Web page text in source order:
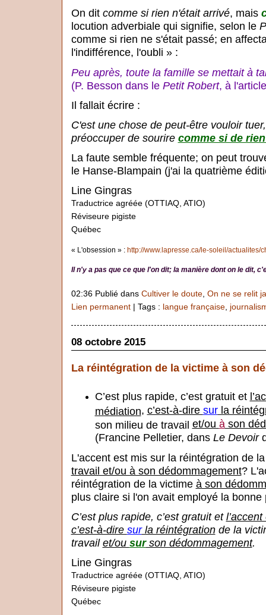
On dit comme si rien n'était arrivé, mais
locution adverbiale qui signifie, selon le
comme si rien ne s'était passé; en
l'indifférence, l'oubli » :
Peu après, toute la famille se mettait à
(P. Besson dans le Petit Robert, à
Il fallait écrire :
C'est une chose de peut-être vouloir
préoccuper de sourire comme si de
La faute semble fréquente; on peut
le Hanse-Blampain (j'ai la quatrième
Line Gingras
Traductrice agréée (OTTIAQ, ATIO)
Réviseure pigiste
Québec
« L'obsession » : http://www.lapresse.ca/le-soleil/actualites/
Il n'y a pas que ce que l'on dit; la manière dont on le dit,
02:36 Publié dans Cultiver le doute, On ne se relit
Lien permanent| Tags : langue française,
08 octobre 2015
La réintégration de la victime à son
C’est plus rapide, c’est gratuit et
médiation, c’est-à-dire surla
son milieu de travail et/ou àson
(Francine Pelletier, dans Le Devoir
L'accent est mis sur la réintégration de
travail et/ou à son dédommagement?
réintégration de la victime à son
plus claire si l'on avait employé la bonne
C’est plus rapide, c’est gratuit et
c’est-à-dire surla réintégrationde la
travail et/ou surson dédommagement.
Line Gingras
Traductrice agréée (OTTIAQ, ATIO)
Réviseure pigiste
Québec